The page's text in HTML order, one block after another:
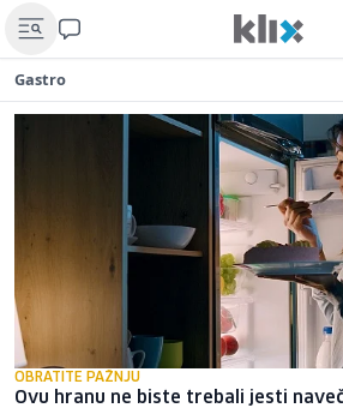
Gastro
OBRATITE PAŽNJU
Ovu hranu ne biste trebali jesti